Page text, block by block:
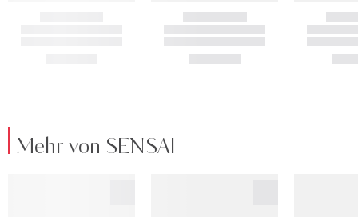
Mehr von SENSAI